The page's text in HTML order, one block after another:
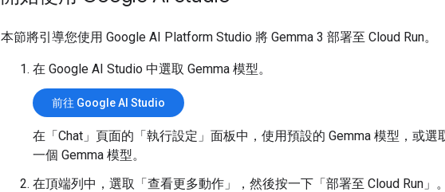
本節將引導您使用 Google AI Platform Studio 將 Gemma 3 部署至 Cloud Run。
在 Google AI Studio 中選取 Gemma 模型。
前往 Google AI Studio
在「Chat」 頁面的「執行設定」 面板中，使用預設的 Gemma 模型，或選
一個 Gemma 模型。
在頂端列中，選取「查看更多動作」
，然後按一下「部署至 Cloud Run」 。